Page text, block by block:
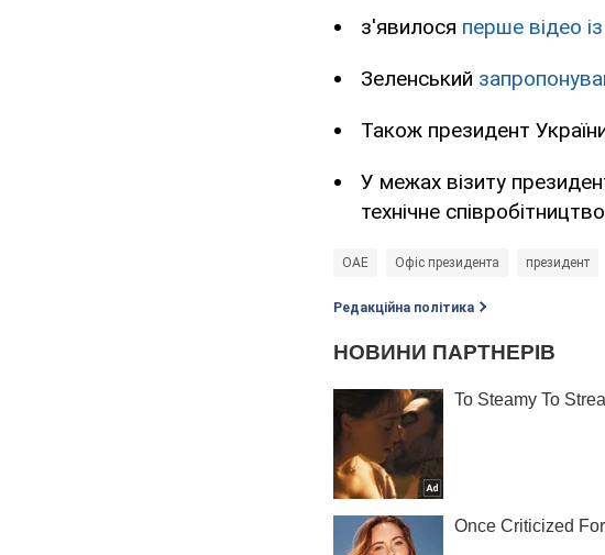
з'явилося перше відео
Зеленський
Також президент
У межах візиту
технічне
ОАЕ Офіс президента президент
Редакційна політика